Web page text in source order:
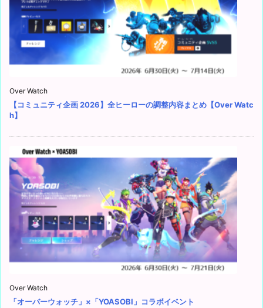
Over Watch
【コミュニティ企画 2026】全ヒーローの調整内容まとめ【Over Watc
h】
Over Watch
「オーバーウォッチ」×「YOASOBI」コラボイベント